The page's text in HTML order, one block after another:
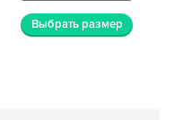
Выбрать размер